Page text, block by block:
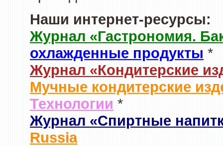
Наши интернет-ресурсы:
Журнал «Гастрономия.
охлажденные продукты *
Журнал «Кондитерские
Мучные кондитерские
Технологии *
Журнал «Спиртные
Russia